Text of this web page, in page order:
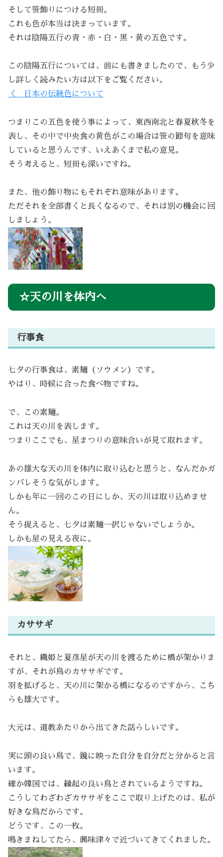
そして笹飾りにつける短冊。
これも色が本当は決まっています。
それは陰陽五行の青・赤・白・黒・黄の五色です。
この陰陽五行については、前にも書きましたので、もう少
し詳しく読みたい方は以下をご覧ください。
＜ 日本の伝統色について
つまりこの五色を使う事によって、東西南北と春夏秋冬を
表し、その中で中央食の黄色がこの場合は笹の節句を意味
していると思うんです、いえあくまで私の意見。
そう考えると、短冊も深いですね。
また、他の飾り物にもそれぞれ意味があります。
ただそれを全部書くと長くなるので、それは別の機会に回
しましょう。
☆天の川を体内へ
行事食
七夕の行事食は、素麺（ソウメン）です。
やはり、時候に合った食べ物ですね。
で、この素麺。
これは天の川を表します。
つまりここでも、星まつりの意味合いが見て取れます。
あの雄大な天の川を体内に取り込むと思うと、なんだかガ
ンバレそうな気がします。
しかも年に一回のこの日にしか、天の川は取り込めませ
ん。
そう捉えると、七夕は素麺一択じゃないでしょうか。
しかも星の見える夜に。
カササギ
それと、織姫と夏彦星が天の川を渡るために橋が架かりま
すが、それが鳥のカササギです。
羽を拡げると、天の川に架かる橋になるのですから、こち
らも雄大です。
大元は、道教あたりから出てきた話らしいです。
実に頭の良い鳥で、鏡に映った自分を自分だと分かると言
います。
確か韓国では、縁起の良い鳥とされているようですね。
こうしてわざわざカササギをここで取り上げたのは、私が
好きな鳥だからです。
どうです、この一枚。
鳴きまねしてたら、興味津々で近づいてきてくれました。